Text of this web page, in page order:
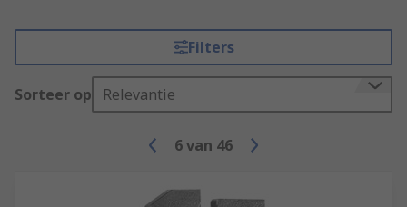
Filters
Sorteer op Relevantie
6van 46